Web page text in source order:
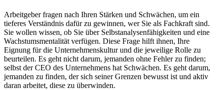
Arbeitgeber fragen nach Ihren Stärken und Schwächen, um ein
tieferes Verständnis dafür zu gewinnen, wer Sie als Fachkraft sind.
Sie wollen wissen, ob Sie über Selbstanalysenfähigkeiten und eine
Wachstumsmentalität verfügen. Diese Frage hilft ihnen, Ihre
Eignung für die Unternehmenskultur und die jeweilige Rolle zu
beurteilen. Es geht nicht darum, jemanden ohne Fehler zu finden;
selbst der CEO des Unternehmens hat Schwächen. Es geht darum,
jemanden zu finden, der sich seiner Grenzen bewusst ist und aktiv
daran arbeitet, diese zu überwinden.